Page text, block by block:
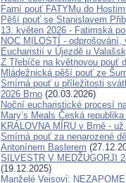
Farní pouť FATYMu do
Pěší pouť se Stanislavem
13. květen 2026 - Fatimská
NOC MILOSTÍ -
Eucharistií v Újezdě u
Z Třebíče na květnovou pouť
Mládežnická pěší pouť ze
Smírná pouť u příležitosti
2026 Brno (20.03.2026)
Noční eucharistické procesí
Mary’s Meals Česká
KRÁLOVNA MÍRU v Brně -
Smírná pouť za nenarozené
Antonínem Baslerem
SILVESTR V MEDŽUGORJI
(19.12.2025)
Manželé Veisovi: